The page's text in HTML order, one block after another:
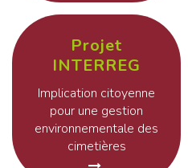
Projet
INTERREG
Implication citoyenne
pour une gestion
environnementale des
cimetières